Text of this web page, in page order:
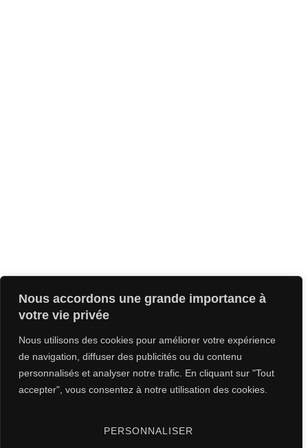
Nous accordons une grande importance à
votre vie privée
Nous utilisons des cookies pour améliorer votre expérience
de navigation, diffuser des publicités ou du contenu
personnalisés et analyser notre trafic. En cliquant sur "Tout
accepter", vous consentez à notre utilisation des cookies.
PERSONNALISER